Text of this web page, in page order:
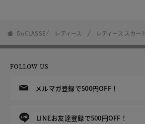
DoCLASSE レディース レディース スカー
FOLLOW US
メルマガ登録で500円OFF！
LINEお友達登録で500円OFF！